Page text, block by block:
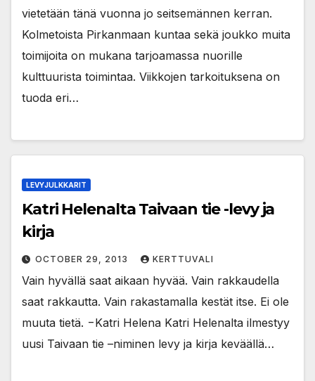
vietetään tänä vuonna jo seitsemännen kerran.
Kolmetoista Pirkanmaan kuntaa sekä joukko muita
toimijoita on mukana tarjoamassa nuorille
kulttuurista toimintaa. Viikkojen tarkoituksena on
tuoda eri…
LEVYJULKKARIT
Katri Helenalta Taivaan tie -levy ja
kirja
OCTOBER 29, 2013 KERTTUVALI
Vain hyvällä saat aikaan hyvää. Vain rakkaudella
saat rakkautta. Vain rakastamalla kestät itse. Ei ole
muuta tietä. −Katri Helena Katri Helenalta ilmestyy
uusi Taivaan tie –niminen levy ja kirja keväällä…